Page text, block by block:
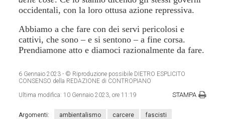
occidentali, con la loro ottusa azione repressiva.
Abbiamo a che fare con dei servi pericolosi e
cattivi, che sono – e si sentono – a fine corsa.
Prendiamone atto e diamoci razionalmente da fare.
6 Gennaio 2023 - © Riproduzione possibile DIETRO ESPLICITO
CONSENSO della REDAZIONE di CONTROPIANO
Ultima modifica: 10 Gennaio 2023, ore 11:19 STAMPA
Argomenti: ambientalismo carcere fascisti